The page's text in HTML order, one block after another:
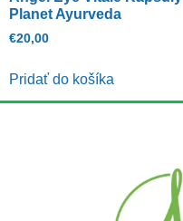
Planet Ayurveda
€20,00
Pridať do košíka